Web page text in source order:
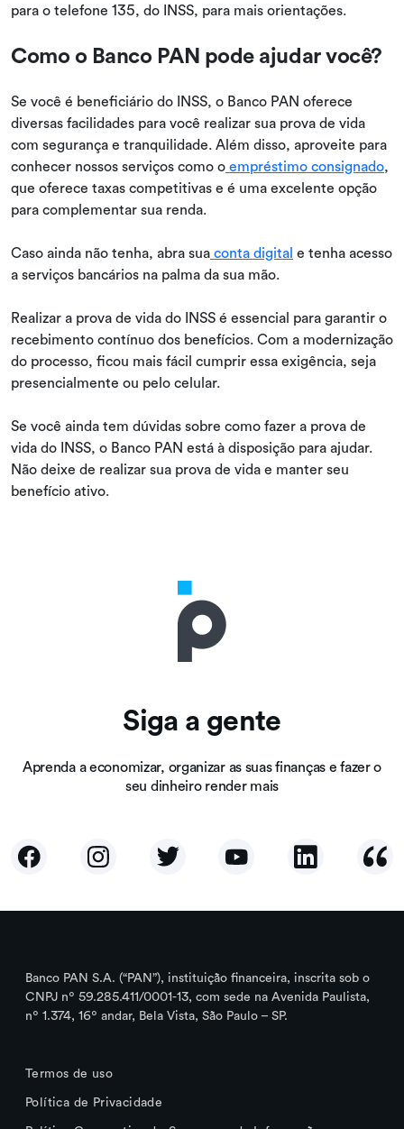
para o telefone 135, do INSS, para mais orientações.
Como o Banco PAN pode ajudar você?
Se você é beneficiário do INSS, o Banco PAN oferece
diversas facilidades para você realizar sua prova de vida
com segurança e tranquilidade. Além disso, aproveite para
conhecer nossos serviços como o empréstimo consignado,
que oferece taxas competitivas e é uma excelente opção
para complementar sua renda.
Caso ainda não tenha, abra sua conta digital e tenha acesso
a serviços bancários na palma da sua mão.
Realizar a prova de vida do INSS é essencial para garantir o
recebimento contínuo dos benefícios. Com a modernização
do processo, ficou mais fácil cumprir essa exigência, seja
presencialmente ou pelo celular.
Se você ainda tem dúvidas sobre como fazer a prova de
vida do INSS, o Banco PAN está à disposição para ajudar.
Não deixe de realizar sua prova de vida e manter seu
benefício ativo.
Siga a gente
Aprenda a economizar, organizar as suas finanças e fazer o
seu dinheiro render mais
Banco PAN S.A. (“PAN”), instituição financeira, inscrita sob o
CNPJ nº 59.285.411/0001-13, com sede na Avenida Paulista,
nº 1.374, 16º andar, Bela Vista, São Paulo – SP.
Termos de uso
Política de Privacidade